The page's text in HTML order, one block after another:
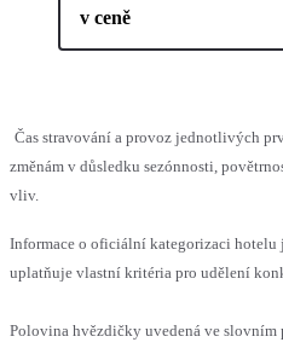
v ceně
Čas stravování a provoz jednotlivých
změnám v důsledku sezónnosti,
vliv.
Informace o oficiální kategorizaci hotelu
uplatňuje vlastní kritéria pro udělení
Polovina hvězdičky uvedená ve slovním